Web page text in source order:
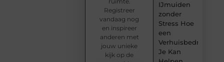
IJmuiden
zonder
Stress Hoe
een
Verhuisbedrijf
Je Kan
Registreer
vandaag nog
en inspireer
anderen met
jouw unieke
kijk op de